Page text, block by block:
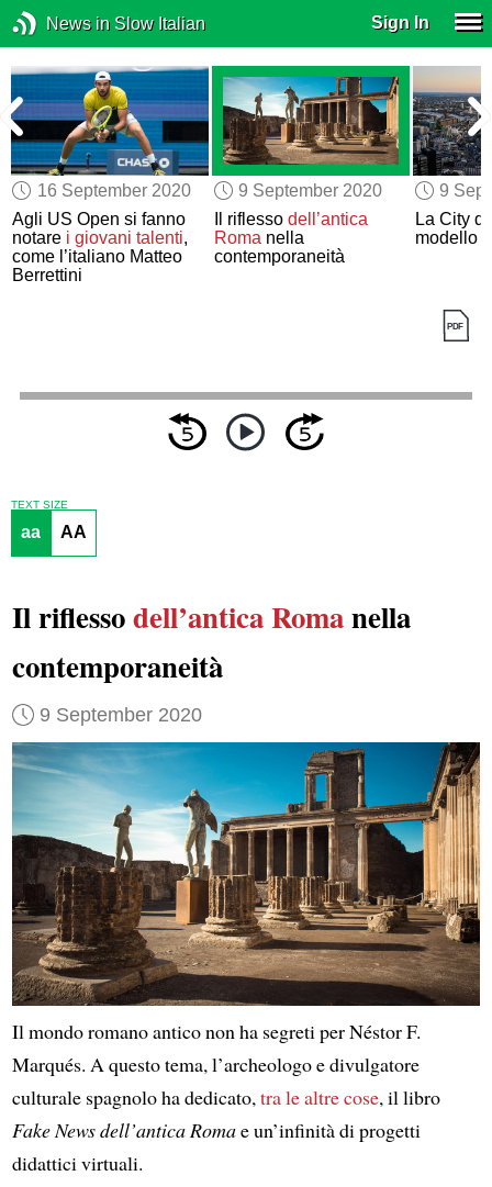
News in Slow Italian Sign In
16 September 2020
Agli US Open si fanno
notare i giovani talenti,
come l’italiano Matteo
Berrettini
9 September 2020
Il riflesso dell’antica
Romanella
contemporaneità
9
La City
modello
TEXT SIZE
aa AA
Il riflessodell’antica Romanella
contemporaneità
9 September 2020
Il mondo romano antico non ha segreti per Néstor F.
Marqués. A questo tema, l’archeologo e divulgatore
culturale spagnolo ha dedicato,tra le altre cose, il libro
Fake News dell’antica Romae un’infinità di progetti
didattici virtuali.